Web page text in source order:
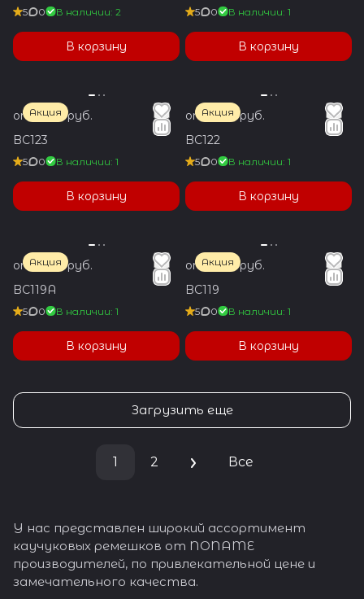
5 0 В наличии: 2
В корзину
5 0 В наличии: 1
В корзину
Акция
от 1 650 руб.
BC123
5 0 В наличии: 1
В корзину
Акция
от 1 650 руб.
BC122
5 0 В наличии: 1
В корзину
Акция
от 1 650 руб.
BC119A
5 0 В наличии: 1
В корзину
Акция
от 1 650 руб.
BC119
5 0 В наличии: 1
В корзину
Загрузить еще
1 2 Все
У нас представлен широкий ассортимент
каучуковых ремешков от NONAME
производителей, по привлекательной цене и
замечательного качества.